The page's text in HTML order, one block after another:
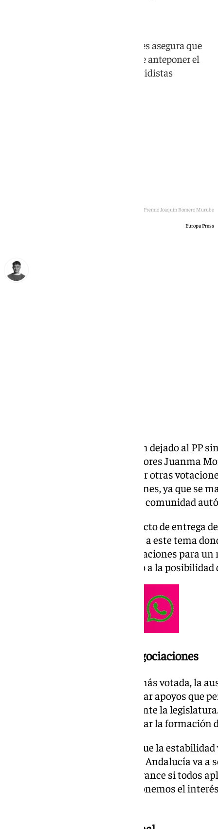
El presidente andaluz en funciones asegura que
las conversaciones avanzan y pide anteponer el
interés general a los intereses partidistas
Juanma Moreno, durante el acto de entrega del XXVI Premio Joaquín Romero Murube
Europa Press
Las elecciones de Andalucía han dejado al PP
diferencias de elecciones anteriores Juanma
para que no se vuelvan a realizar otras
hablado el presidente en funciones, ya que se
Vox para la gobernabilidad de la comunidad
Durante su intervención en el acto de entrega
Murube ha hablado en respecto a este tema
las fechas que son, hay conversaciones para
mostrando optimismo respecto a la
Moreno confiado con las negociaciones
Aunque el PP ha sido la fuerza más votada, la
obliga a Juanma Moreno a buscar apoyos que
estabilidad parlamentaria durante la
como un socio clave para facilitar la formación
A pesar de ello Moreno afirma que la
Andalucía: «Pues va a pasar que Andalucía va
estabilidad, de confianza y de avance si todos
necesaria en estos tiempos y ponemos el